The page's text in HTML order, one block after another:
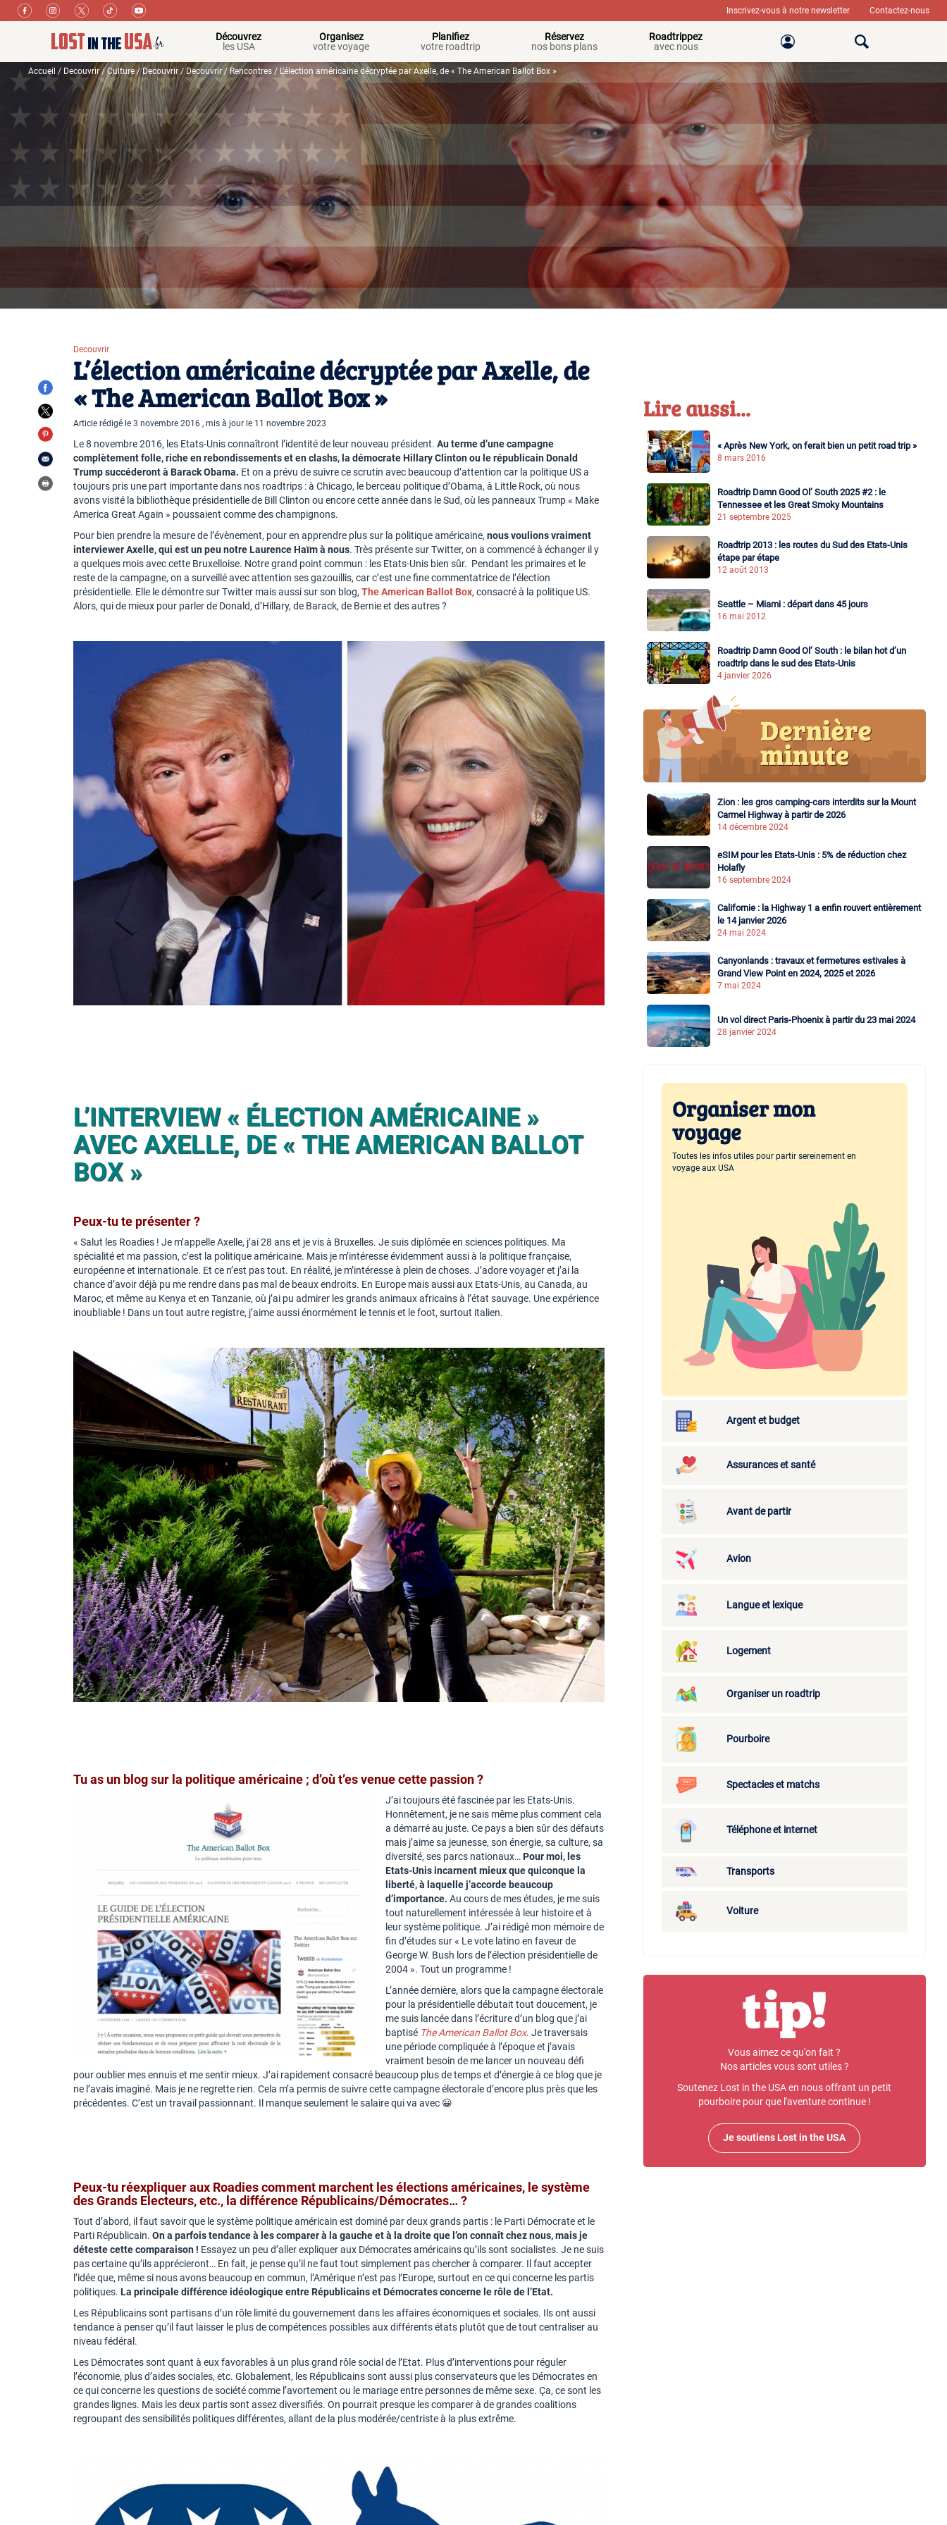
Inscrivez-vous à notre newsletter Contactez-nous
Découvrez
les USA
Organisez
votre voyage
Planifiez
votre roadtrip
Réservez
nos bons plans
Roadtrippez
avec nous
Accueil / Decouvrir/Culture/Decouvrir /Decouvrir/ Rencontres / L’élection américaine décryptée par Axelle, de « The American Ballot Box »
Decouvrir
L’élection américaine décryptée par Axelle, de
« The American Ballot Box »
Article rédigé le 3 novembre 2016 , mis à jour le 11 novembre 2023
Le 8 novembre 2016, les Etats-Unis connaîtront l’identité de leur nouveau président.Au terme d’une campagne
complètement folle, riche en rebondissements et en clashs, la démocrate Hillary Clinton ou le républicain Donald
Trump succéderont à Barack Obama. Et on a prévu de suivre ce scrutin avec beaucoup d’attention car la politique US a
toujours pris une part importante dans nos roadtrips : à Chicago, le berceau politique d’Obama, à Little Rock, où nous
avons visité la bibliothèque présidentielle de Bill Clinton ou encore cette année dans le Sud, où les panneaux Trump « Make
America Great Again » poussaient comme des champignons.
Pour bien prendre la mesure de l’évènement, pour en apprendre plus sur la politique américaine,nous voulions vraiment
interviewer Axelle, qui est un peu notre Laurence Haïm à nous. Très présente sur Twitter, on a commencé à échanger il y
a quelques mois avec cette Bruxelloise. Notre grand point commun : les Etats-Unis bien sûr. Pendant les primaires et le
reste de la campagne, on a surveillé avec attention ses gazouillis, car c’est une fine commentatrice de l’élection
présidentielle. Elle le démontre sur Twitter mais aussi sur son blog,The American Ballot Box, consacré à la politique US.
Alors, qui de mieux pour parler de Donald, d’Hillary, de Barack, de Bernie et des autres ?
L’INTERVIEW « ÉLECTION AMÉRICAINE »
AVEC AXELLE, DE « THE AMERICAN BALLOT
BOX »
Peux-tu te présenter ?
« Salut les Roadies ! Je m’appelle Axelle, j’ai 28 ans et je vis à Bruxelles. Je suis diplômée en sciences politiques. Ma
spécialité et ma passion, c’est la politique américaine. Mais je m’intéresse évidemment aussi à la politique française,
européenne et internationale. Et ce n’est pas tout. En réalité, je m’intéresse à plein de choses. J’adore voyager et j’ai la
chance d’avoir déjà pu me rendre dans pas mal de beaux endroits. En Europe mais aussi aux Etats-Unis, au Canada, au
Maroc, et même au Kenya et en Tanzanie, où j’ai pu admirer les grands animaux africains à l’état sauvage. Une expérience
inoubliable ! Dans un tout autre registre, j’aime aussi énormément le tennis et le foot, surtout italien.
Tu as un blog sur la politique américaine ; d’où t’es venue cette passion ?
J’ai toujours été fascinée par les Etats-Unis.
Honnêtement, je ne sais même plus comment cela
a démarré au juste. Ce pays a bien sûr des défauts
mais j’aime sa jeunesse, son énergie, sa culture, sa
diversité, ses parcs nationaux…Pour moi, les
Etats-Unis incarnent mieux que quiconque la
liberté, à laquelle j’accorde beaucoup
d’importance. Au cours de mes études, je me suis
tout naturellement intéressée à leur histoire et à
leur système politique. J’ai rédigé mon mémoire de
fin d’études sur « Le vote latino en faveur de
George W. Bush lors de l’élection présidentielle de
2004 ». Tout un programme !
L’année dernière, alors que la campagne électorale
pour la présidentielle débutait tout doucement, je
me suis lancée dans l’écriture d’un blog que j’ai
baptisé The American Ballot Box. Je traversais
une période compliquée à l’époque et j’avais
vraiment besoin de me lancer un nouveau défi
pour oublier mes ennuis et me sentir mieux. J’ai rapidement consacré beaucoup plus de temps et d’énergie à ce blog que je
ne l’avais imaginé. Mais je ne regrette rien. Cela m’a permis de suivre cette campagne électorale d’encore plus près que les
précédentes. C’est un travail passionnant. Il manque seulement le salaire qui va avec 😀
Peux-tu réexpliquer aux Roadies comment marchent les élections américaines, le système
des Grands Electeurs, etc., la différence Républicains/Démocrates… ?
Tout d’abord, il faut savoir que le système politique américain est dominé par deux grands partis : le Parti Démocrate et le
Parti Républicain.On a parfois tendance à les comparer à la gauche et à la droite que l’on connaît chez nous, mais je
déteste cette comparaison ! Essayez un peu d’aller expliquer aux Démocrates américains qu’ils sont socialistes. Je ne suis
pas certaine qu’ils apprécieront… En fait, je pense qu’il ne faut tout simplement pas chercher à comparer. Il faut accepter
l’idée que, même si nous avons beaucoup en commun, l’Amérique n’est pas l’Europe, surtout en ce qui concerne les partis
politiques.La principale différence idéologique entre Républicains et Démocrates concerne le rôle de l’Etat.
Les Républicains sont partisans d’un rôle limité du gouvernement dans les affaires économiques et sociales. Ils ont aussi
tendance à penser qu’il faut laisser le plus de compétences possibles aux différents états plutôt que de tout centraliser au
niveau fédéral.
Les Démocrates sont quant à eux favorables à un plus grand rôle social de l’Etat. Plus d’interventions pour réguler
l’économie, plus d’aides sociales, etc. Globalement, les Républicains sont aussi plus conservateurs que les Démocrates en
ce qui concerne les questions de société comme l’avortement ou le mariage entre personnes de même sexe. Ça, ce sont les
grandes lignes. Mais les deux partis sont assez diversifiés. On pourrait presque les comparer à de grandes coalitions
regroupant des sensibilités politiques différentes, allant de la plus modérée/centriste à la plus extrême.
Lire aussi...
« Après New York, on ferait bien un petit road trip »
8 mars 2016
Roadtrip Damn Good Ol’ South 2025 #2 : le
Tennessee et les Great Smoky Mountains
21 septembre 2025
Roadtrip 2013 : les routes du Sud des Etats-Unis
étape par étape
12 août 2013
Seattle – Miami : départ dans 45 jours
16 mai 2012
Roadtrip Damn Good Ol’ South : le bilan hot d’un
roadtrip dans le sud des Etats-Unis
4 janvier 2026
Zion : les gros camping-cars interdits sur la Mount
Carmel Highway à partir de 2026
14 décembre 2024
eSIM pour les Etats-Unis : 5% de réduction chez
Holafly
16 septembre 2024
Californie : la Highway 1 a enfin rouvert entièrement
le 14 janvier 2026
24 mai 2024
Canyonlands : travaux et fermetures estivales à
Grand View Point en 2024, 2025 et 2026
7 mai 2024
Un vol direct Paris-Phoenix à partir du 23 mai 2024
28 janvier 2024
Organiser mon
voyage
Toutes les infos utiles pour partir sereinement en
voyage aux USA
Argent et budget
Assurances et santé
Avant de partir
Avion
Langue et lexique
Logement
Organiser un roadtrip
Pourboire
Spectacles et matchs
Téléphone et internet
Transports
Voiture
Vous aimez ce qu'on fait ?
Nos articles vous sont utiles ?
Soutenez Lost in the USA en nous offrant un petit
pourboire pour que l'aventure continue !
Je soutiens Lost in the USA